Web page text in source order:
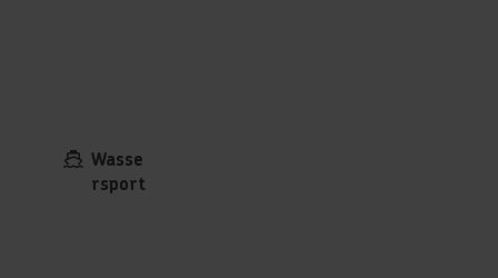
Wasse
rsport